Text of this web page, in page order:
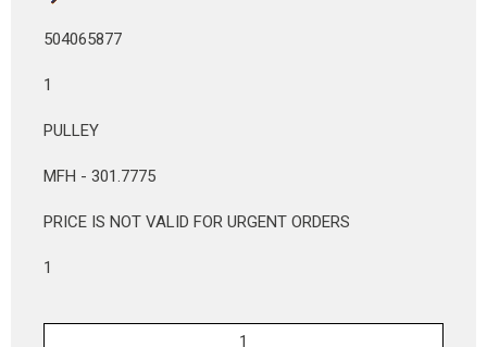
504065877
1
PULLEY
MFH - 301.7775
PRICE IS NOT VALID FOR URGENT ORDERS
1